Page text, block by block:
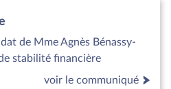
de Mme Agnès Bénassy-
stabilité financière
voir le communiqué